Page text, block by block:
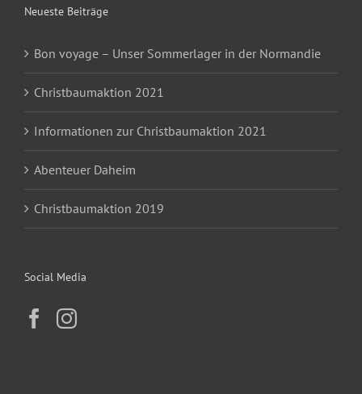
Neueste Beiträge
Bon voyage – Unser Sommerlager in der Normandie
Christbaumaktion 2021
Informationen zur Christbaumaktion 2021
Abenteuer Daheim
Christbaumaktion 2019
Social Media